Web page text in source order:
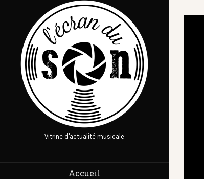
Vitrine d'actualité musicale
Accueil